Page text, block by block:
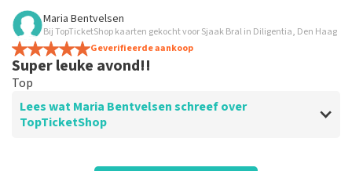
Beoordeling van - Brigitte Bronk over
Helaas niet wat je van de service
verwacht...
We probeerde telefonisch een plek vast te leggen(i.v.m.
1 persoon die meeging die moeilijk te been is), hier
konden ze ons niet mee helpen, en hadden we veel
stress naar de show toe.. We vroegen dan ons de
Maria Bentvelsen
Bij TopTicketShop kaarten gekocht voor Sjaak Bral in Diligentia, Den Haag
Geverifieerde aankoop
Super leuke avond!!
Top
Lees wat Maria Bentvelsen schreef over
TopTicketShop
Beoordeling van Maria Bentvelsen overTopTicketShop